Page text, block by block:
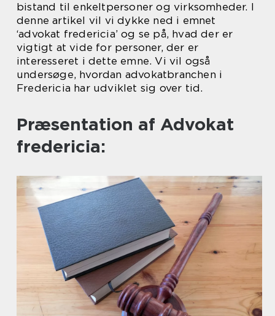
bistand til enkeltpersoner og virksomheder. I
denne artikel vil vi dykke ned i emnet
‘advokat fredericia’ og se på, hvad der er
vigtigt at vide for personer, der er
interesseret i dette emne. Vi vil også
undersøge, hvordan advokatbranchen i
Fredericia har udviklet sig over tid.
Præsentation af Advokat
fredericia: